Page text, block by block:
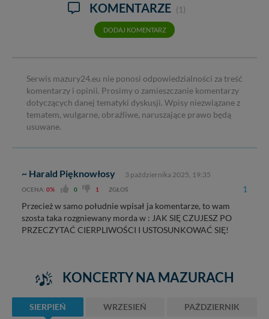
KOMENTARZE (1)
DODAJ KOMENTARZ
Serwis mazury24.eu nie ponosi odpowiedzialności za treść
komentarzy i opinii. Prosimy o zamieszczanie komentarzy
dotyczących danej tematyki dyskusji. Wpisy niezwiązane z
tematem, wulgarne, obraźliwe, naruszające prawo będą
usuwane.
~ Harald Pięknowłosy 3 października 2025, 19:35
OCENA: 0% 0 1 ZGŁOŚ 1
Przecież w samo południe wpisał ja komentarze, to wam
szosta taka rozgniewany morda w : JAK SIĘ CZUJESZ PO
PRZECZYTAĆ CIERPLIWOŚCI I USTOSUNKOWAĆ SIĘ!
KONCERTY NA MAZURACH
SIERPIEŃ WRZESIEŃ PAŹDZIERNIK